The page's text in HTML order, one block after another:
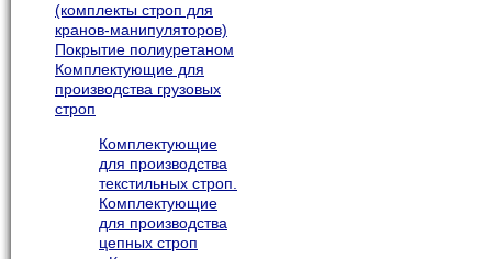
(комплекты строп для
кранов-манипуляторов)
Покрытие полиуретаном
Комплектующие для
производства грузовых
строп
Комплектующие
для производства
текстильных строп.
Комплектующие
для производства
цепных строп